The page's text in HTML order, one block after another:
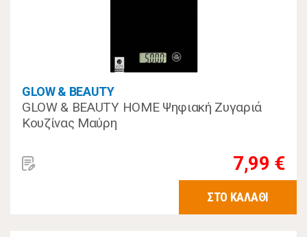
GLOW & BEAUTY
GLOW & BEAUTY HOME Ψηφιακή Ζυγαριά
Κουζίνας Μαύρη
7,99 €
ΣΤΟ ΚΑΛΑΘΙ